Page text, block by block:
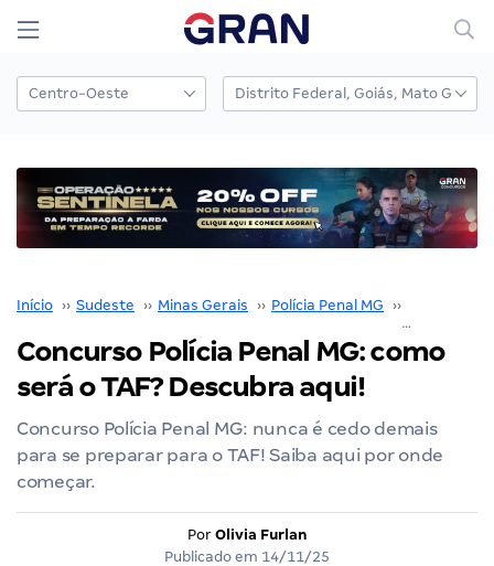
Início ›› Sudeste ›› Minas Gerais ›› Polícia Penal MG ››
Concurso Polícia Penal MG: como
será o TAF? Descubra aqui!
Concurso Polícia Penal MG: nunca é cedo demais
para se preparar para o TAF! Saiba aqui por onde
começar.
Por Olivia Furlan
Publicado em 14/11/25